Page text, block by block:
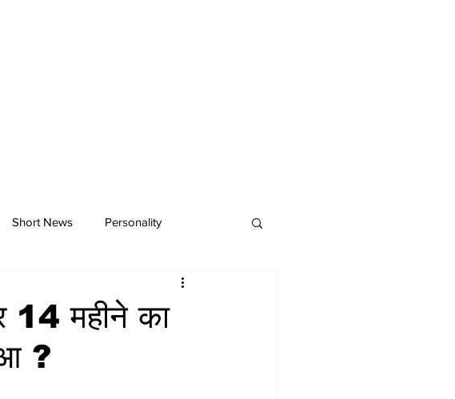
Short News Personality
14 महीने का
?